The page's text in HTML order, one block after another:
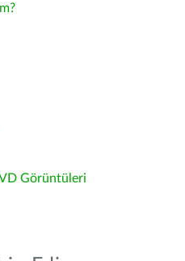
Görüntüleri